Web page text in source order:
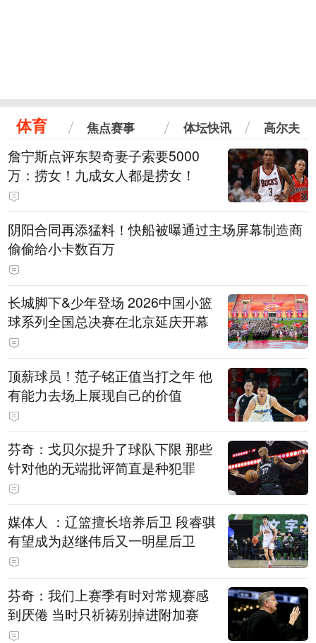
体育 焦点赛事 体坛快讯 高尔夫
詹宁斯点评东契奇妻子索要5000
万：捞女！九成女人都是捞女！
阴阳合同再添猛料！快船被曝通过主场屏幕制造商
偷偷给小卡数百万
长城脚下&少年登场 2026中国小篮
球系列全国总决赛在北京延庆开幕
顶薪球员！范子铭正值当打之年 他
有能力去场上展现自己的价值
芬奇：戈贝尔提升了球队下限 那些
针对他的无端批评简直是种犯罪
媒体人 ：辽篮擅长培养后卫 段睿骐
有望成为赵继伟后又一明星后卫
芬奇：我们上赛季有时对常规赛感
到厌倦 当时只祈祷别掉进附加赛